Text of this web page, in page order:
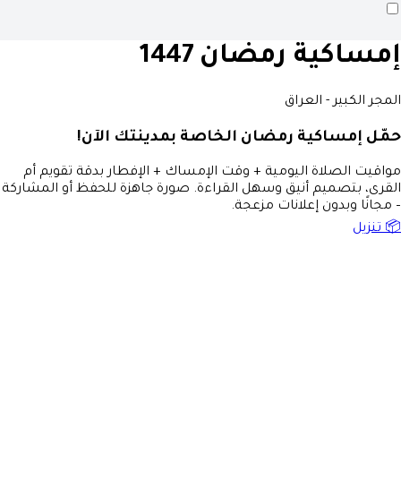
إمساكية رمضان 1447
المجر الكبير - العراق
حمّل إمساكية رمضان الخاصة بمدينتك الآن!
مواقيت الصلاة اليومية + وقت الإمساك + الإفطار بدقة تقويم أم
القرى، بتصميم أنيق وسهل القراءة. صورة جاهزة للحفظ أو المشاركة
– مجانًا وبدون إعلانات مزعجة.
📦 تنزيل